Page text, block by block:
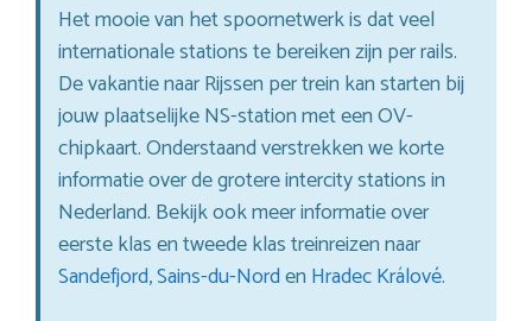
Het mooie van het spoornetwerk is dat veel
internationale stations te bereiken zijn per rails.
De vakantie naar Rijssen per trein kan starten bij
jouw plaatselijke NS-station met een OV-
chipkaart. Onderstaand verstrekken we korte
informatie over de grotere intercity stations in
Nederland. Bekijk ook meer informatie over
eerste klas en tweede klas treinreizen naar
Sandefjord,Sains-du-Norden Hradec Králové.